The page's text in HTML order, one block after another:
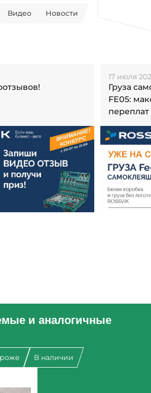
Видео Новости
17 июля
Груза
FE05:
переплат
и аналогичные
В наличии